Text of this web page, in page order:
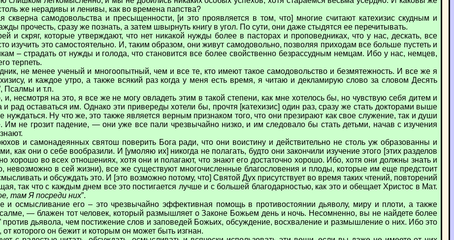
же нерадивы и ленивы, как во времена папства?
скверна самодовольства и пресыщенности, [и это проявляется в том, что] многие считают катехизис скудным и
прочесть, сразу же познать, а затем швырнуть книгу в угол. По сути, они даже стыдятся ее перечитывать.
и скряг, которые утверждают, что нет никакой нужды более в пасторах и проповедниках, что у нас, дескать, все
изучить это самостоятельно. И, таким образом, они живут самодовольно, позволяя приходам все больше пустеть и
– страдать от нужды и голода, что становится все более свойственно безрассудным немцам. Ибо у нас, немцев,
терпеть.
не менее ученый и многоопытный, чем и все те, кто имеют такое самодовольство и безмятежность. И все же я
и каждое утро, а также всякий раз когда у меня есть время, я читаю и декламирую слово за словом Десять
Псалмы и т.п.
несмотря на это, я все же не могу овладеть этим в такой степени, как мне хотелось бы, но чувствую себя дитем и
и рад оставаться им. Однако эти привереды хотели бы, прочтя [катехизис] один раз, сразу же стать докторами выше
нуждаться. Ну что же, это также является верным признаком того, что они презирают как свое служение, так и души
не грозит падение, — они уже все пали чрезвычайно низко, и им следовало бы стать детьми, начав с изучения
и самонадеянных святош поверить Бога ради, что они воистину и действительно не столь уж образованны и
как они о себе вообразили. И [умоляю их] никогда не полагать, будто они закончили изучение этого [этих разделов
хорошо во всех отношениях, хотя они и полагают, что знают его достаточно хорошо. Ибо, хотя они должны знать и
невозможно в сей жизни), все же существуют многочисленные благословения и плоды, которые им еще предстоит
и обсуждать это. И [это возможно потому, что] Святой Дух присутствует во время таких чтений, повторений
так что с каждым днем все это постигается лучше и с большей благодарностью, как это и обещает Христос в Мат.
там Я посреди них”.
и осмысливание его – это чрезвычайно эффективная помощь в противостоянии дьяволу, миру и плоти, а также
— блажен тот человек, который размышляет о Законе Божьем день и ночь. Несомненно, вы не найдете более
против дьявола, чем постижение слов и заповедей Божьих, обсуждение, восхваление и размышление о них. Ибо это
которого он бежит и которым он может быть изгнан.